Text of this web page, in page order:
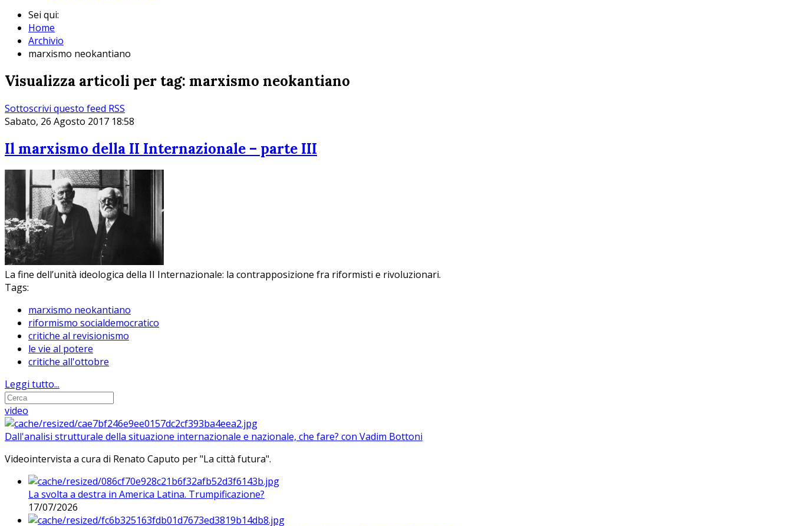
Sei qui:
Home
Archivio
marxismo neokantiano
Visualizza articoli per tag: marxismo neokantiano
Sottoscrivi questo feed RSS
Sabato, 26 Agosto 2017 18:58
Il marxismo della II Internazionale – parte III
La fine dell’unità ideologica della II Internazionale: la contrapposizione fra riformisti e rivoluzionari.
Tags:
marxismo neokantiano
riformismo socialdemocratico
critiche al revisionismo
le vie al potere
critiche all'ottobre
Leggi tutto...
video
Dall'analisi strutturale della situazione internazionale e nazionale, che fare? con Vadim Bottoni
Videointervista a cura di Renato Caputo per "La città futura".
La svolta a destra in America Latina. Trumpificazione?
17/07/2026